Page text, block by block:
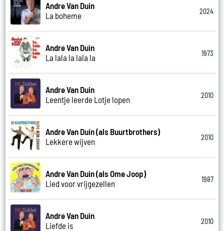
Andre Van Duin
La boheme
2024
Andre Van Duin
La lala la lala la
1973
Andre Van Duin
Leentje leerde Lotje lopen
2010
Andre Van Duin (als Buurtbrothers)
Lekkere wijven
2010
Andre Van Duin (als Ome Joop)
Lied voor vrijgezellen
1987
Andre Van Duin
Liefde is
2010